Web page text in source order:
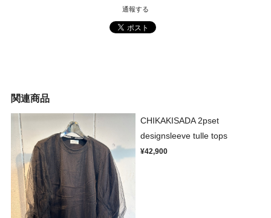
通報する
関連商品
CHIKAKISADA 2pset
designsleeve tulle tops
¥42,900